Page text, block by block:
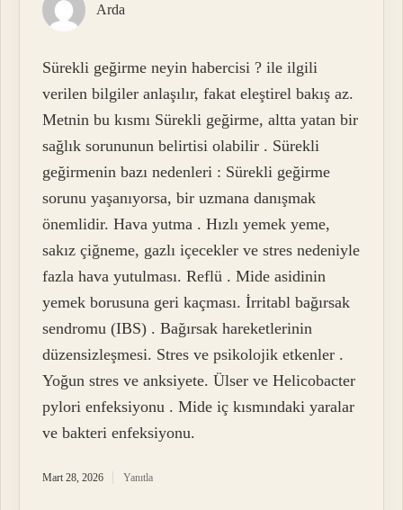
Arda
Sürekli geğirme neyin habercisi ? ile ilgili
verilen bilgiler anlaşılır, fakat eleştirel bakış az.
Metnin bu kısmı Sürekli geğirme, altta yatan bir
sağlık sorununun belirtisi olabilir . Sürekli
geğirmenin bazı nedenleri : Sürekli geğirme
sorunu yaşanıyorsa, bir uzmana danışmak
önemlidir. Hava yutma . Hızlı yemek yeme,
sakız çiğneme, gazlı içecekler ve stres nedeniyle
fazla hava yutulması. Reflü . Mide asidinin
yemek borusuna geri kaçması. İrritabl bağırsak
sendromu (IBS) . Bağırsak hareketlerinin
düzensizleşmesi. Stres ve psikolojik etkenler .
Yoğun stres ve anksiyete. Ülser ve Helicobacter
pylori enfeksiyonu . Mide iç kısmındaki yaralar
ve bakteri enfeksiyonu.
Mart 28, 2026 Yanıtla